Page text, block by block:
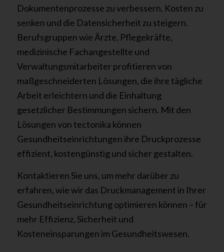
Dokumentenprozesse zu verbessern, Kosten zu
senken und die Datensicherheit zu steigern.
Berufsgruppen wie Ärzte, Pflegekräfte,
medizinische Fachangestellte und
Verwaltungsmitarbeiter profitieren von
maßgeschneiderten Lösungen, die ihre tägliche
Arbeit erleichtern und die Einhaltung
gesetzlicher Bestimmungen sichern. Mit den
Lösungen von tectonika können
Gesundheitseinrichtungen ihre Druckprozesse
effizient, kostengünstig und sicher gestalten.
Kontaktieren Sie uns, um mehr darüber zu
erfahren, wie wir das Druckmanagement in Ihrer
Gesundheitseinrichtung optimieren können – für
mehr Effizienz, Sicherheit und
Kosteneinsparungen im Gesundheitswesen.